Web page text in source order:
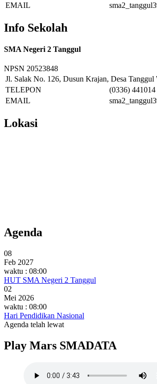
EMAIL
Info Sekolah
SMA Negeri 2 Tanggul
NPSN 20523848
Jl. Salak No. 126, Dusun Krajan, Desa
TELEPON
(0336) 441014
EMAIL
Lokasi
Agenda
08
Feb 2027
waktu : 08:00
HUT SMA Negeri 2 Tanggul
02
Mei 2026
waktu : 08:00
Hari Pendidikan Nasional
Agenda telah lewat
Play Mars SMADATA